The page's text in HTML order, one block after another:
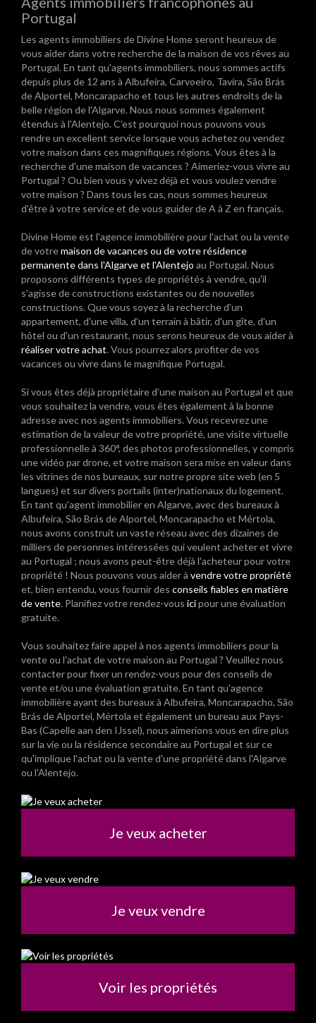
Portugal
Les agents immobiliers de Divine Home seront heureux de
vous aider dans votre recherche de la maison de vos rêves au
Portugal. En tant qu'agents immobiliers, nous sommes actifs
depuis plus de 12 ans à Albufeira, Carvoeiro, Tavira, São Brás
de Alportel, Moncarapacho et tous les autres endroits de la
belle région de l'Algarve. Nous nous sommes également
étendus à l'Alentejo. C'est pourquoi nous pouvons vous
rendre un excellent service lorsque vous achetez ou vendez
votre maison dans ces magnifiques régions. Vous êtes à la
recherche d'une maison de vacances ? Aimeriez-vous vivre au
Portugal ? Ou bien vous y vivez déjà et vous voulez vendre
votre maison ? Dans tous les cas, nous sommes heureux
d'être à votre service et de vous guider de A à Z en français.
Divine Home est l'agence immobilière pour l'achat ou la vente
de votremaison de vacances ou de votre résidence
permanente dans l'Algarve et l'Alentejo au Portugal. Nous
proposons différents types de propriétés à vendre, qu'il
s'agisse de constructions existantes ou de nouvelles
constructions. Que vous soyez à la recherche d'un
appartement, d'une villa, d'un terrain à bâtir, d'un gîte, d'un
hôtel ou d'un restaurant, nous serons heureux de vous aider à
réaliser votre achat. Vous pourrez alors profiter de vos
vacances ou vivre dans le magnifique Portugal.
Si vous êtes déjà propriétaire d'une maison au Portugal et que
vous souhaitez la vendre, vous êtes également à la bonne
adresse avec nos agents immobiliers. Vous recevrez une
estimation de la valeur de votre propriété, une visite virtuelle
professionnelle à 360°, des photos professionnelles, y compris
une vidéo par drone, et votre maison sera mise en valeur dans
les vitrines de nos bureaux, sur notre propre site web (en 5
langues) et sur divers portails (inter)nationaux du logement.
En tant qu'agent immobilier en Algarve, avec des bureaux à
Albufeira, São Brás de Alportel, Moncarapacho et Mértola,
nous avons construit un vaste réseau avec des dizaines de
milliers de personnes intéressées qui veulent acheter et vivre
au Portugal ; nous avons peut-être déjà l'acheteur pour votre
propriété ! Nous pouvons vous aider à vendre votre propriété
et, bien entendu, vous fournir des conseils fiables en matière
de vente. Planifiez votre rendez-vous icipour une évaluation
gratuite.
Vous souhaitez faire appel à nos agents immobiliers pour la
vente ou l'achat de votre maison au Portugal ? Veuillez nous
contacter pour fixer un rendez-vous pour des conseils de
vente et/ou une évaluation gratuite. En tant qu'agence
immobilière ayant des bureaux à Albufeira, Moncarapacho, São
Brás de Alportel, Mértola et également un bureau aux Pays-
Bas (Capelle aan den IJssel), nous aimerions vous en dire plus
sur la vie ou la résidence secondaire au Portugal et sur ce
qu'implique l'achat ou la vente d'une propriété dans l'Algarve
ou l'Alentejo.
Je veux acheter
Je veux vendre
Voir les propriétés